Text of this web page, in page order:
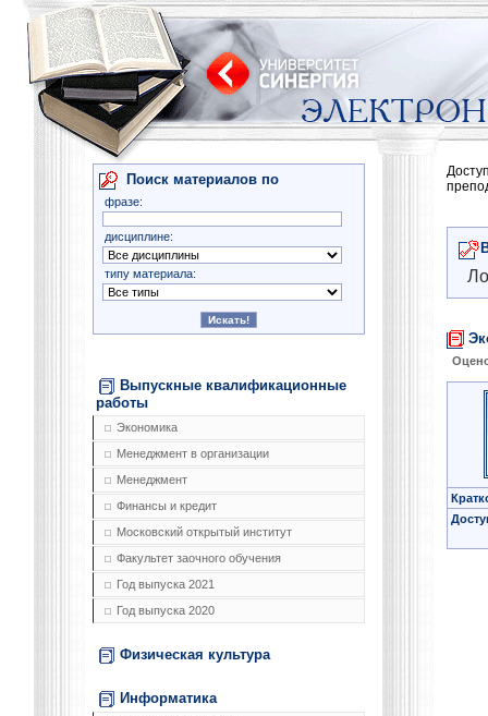
Поиск материалов по
фразе:
дисциплине:
типу материала:
Выпускные квалификационные
работы
Экономика
Менеджмент в организации
Менеджмент
Финансы и кредит
Московский открытый институт
Факультет заочного обучения
Год выпуска 2021
Год выпуска 2020
Физическая культура
Информатика